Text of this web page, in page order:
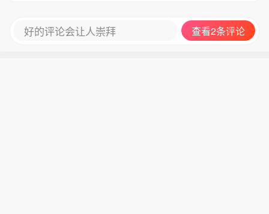
好的评论会让人崇拜 查看2条评论